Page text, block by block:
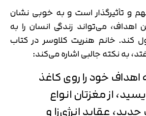
و تأثیرگذار است و به خوبی نشان
می‌تواند زندگی انسان را به
کند. خانم هنریت کلاوسر در کتاب
به نکته جالبی اشاره می‌کند:
اهداف خود را روی کاغذ
از مغزتان انواع
عقاید انرژی‌زا و